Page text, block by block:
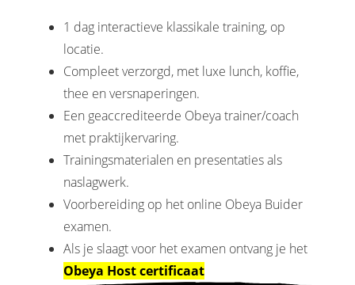
1 dag interactieve klassikale training, op
locatie.
Compleet verzorgd, met luxe lunch, koffie,
thee en versnaperingen.
Een geaccrediteerde Obeya trainer/coach
met praktijkervaring.
Trainingsmaterialen en presentaties als
naslagwerk.
Voorbereiding op het online Obeya Buider
examen.
Als je slaagt voor het examen ontvang je het
Obeya Host certificaat